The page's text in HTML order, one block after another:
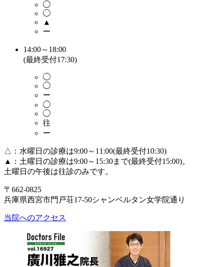
◯
◯
▲
ー
14:00～18:00
(最終受付17:30)
◯
◯
ー
◯
◯
往
ー
△：水曜日の診療は9:00～11:00(最終受付10:30)
▲：土曜日の診療は9:00～15:30まで(最終受付15:00)。
土曜日の午後は往診のみです。
〒662-0825
兵庫県西宮市門戸荘17-50シャンベルタン女学院通り
当院へのアクセス